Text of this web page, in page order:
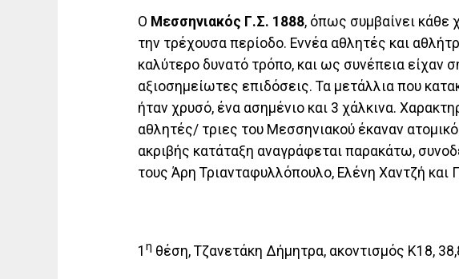
Ο Μεσσηνιακός Γ.Σ. 1888, όπως συμβαίνει κάθε
την τρέχουσα περίοδο. Εννέα αθλητές και
καλύτερο δυνατό τρόπο, και ως συνέπεια είχαν
αξιοσημείωτες επιδόσεις. Τα μετάλλια που
ήταν χρυσό, ένα ασημένιο και 3 χάλκινα.
αθλητές/ τριες του Μεσσηνιακού έκαναν
ακριβής κατάταξη αναγράφεται παρακάτω,
τους Άρη Τριανταφυλλόπουλο, Ελένη Χαντζή
1 η θέση, Τζανετάκη Δήμητρα, ακοντισμός Κ18,